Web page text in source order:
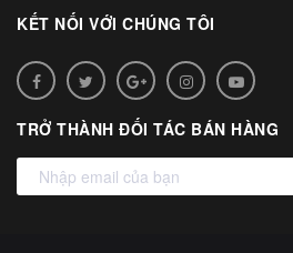
KẾT NỐI VỚI CHÚNG TÔI
TRỞ THÀNH ĐỐI TÁC BÁN HÀNG